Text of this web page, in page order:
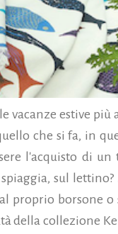
vacanze estive più
che si fa, in
l'acquisto di un
sul
proprio borsone o
della collezione